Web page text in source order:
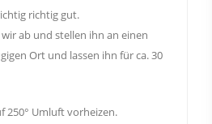
richtig gut.
wir ab und stellen ihn an einen
Ort und lassen ihn für ca. 30
250° Umluft vorheizen.